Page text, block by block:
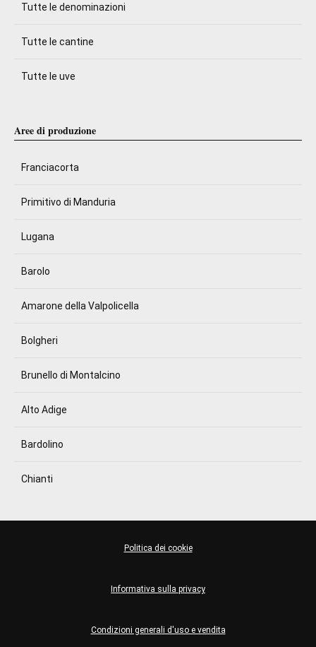
Tutte le denominazioni
Tutte le cantine
Tutte le uve
Aree di produzione
Franciacorta
Primitivo di Manduria
Lugana
Barolo
Amarone della Valpolicella
Bolgheri
Brunello di Montalcino
Alto Adige
Bardolino
Chianti
Condizioni generali d'uso e vendita
Informativa sulla privacy
Politica dei cookie